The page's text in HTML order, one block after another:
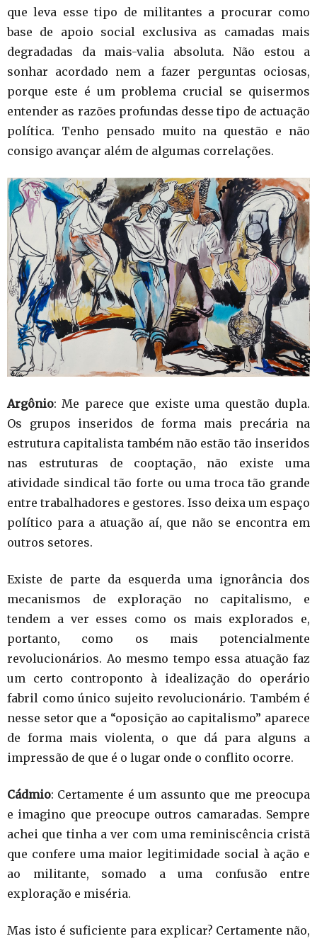
que leva esse tipo de militantes a procurar como
base de apoio social exclusiva as camadas mais
degradadas da mais-valia absoluta. Não estou a
sonhar acordado nem a fazer perguntas ociosas,
porque este é um problema crucial se quisermos
entender as razões profundas desse tipo de actuação
política. Tenho pensado muito na questão e não
consigo avançar além de algumas correlações.
Argônio: Me parece que existe uma questão dupla.
Os grupos inseridos de forma mais precária na
estrutura capitalista também não estão tão inseridos
nas estruturas de cooptação, não existe uma
atividade sindical tão forte ou uma troca tão grande
entre trabalhadores e gestores. Isso deixa um espaço
político para a atuação aí, que não se encontra em
outros setores.
Existe de parte da esquerda uma ignorância dos
mecanismos de exploração no capitalismo, e
tendem a ver esses como os mais explorados e,
portanto, como os mais potencialmente
revolucionários. Ao mesmo tempo essa atuação faz
um certo controponto à idealização do operário
fabril como único sujeito revolucionário. Também é
nesse setor que a “oposição ao capitalismo” aparece
de forma mais violenta, o que dá para alguns a
impressão de que é o lugar onde o conflito ocorre.
Cádmio: Certamente é um assunto que me preocupa
e imagino que preocupe outros camaradas. Sempre
achei que tinha a ver com uma reminiscência cristã
que confere uma maior legitimidade social à ação e
ao militante, somado a uma confusão entre
exploração e miséria.
Mas isto é suficiente para explicar? Certamente não,